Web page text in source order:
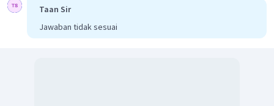
Taan Sir
Jawaban tidak sesuai